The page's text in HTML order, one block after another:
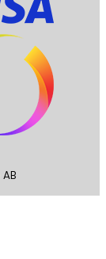
AB